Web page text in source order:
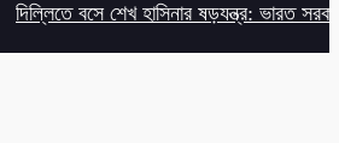
দিল্লিতে বসে শেখ হাসিনার ষড়যন্ত্র: ভারত